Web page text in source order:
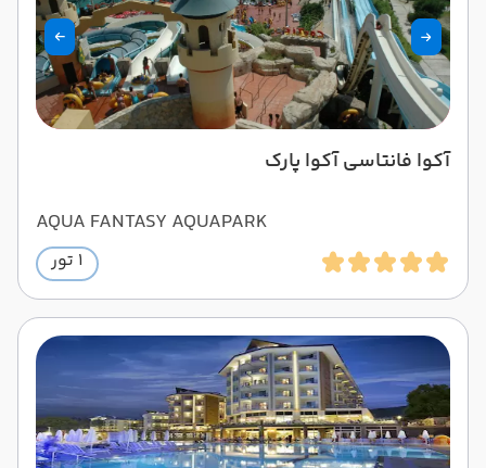
آکوا فانتاسی آکوا پارک
AQUA FANTASY AQUAPARK
1 تور